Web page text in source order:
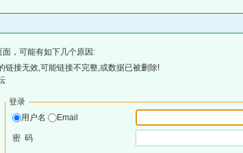
，可能有如下几个原因:
链接无效,可能链接不完整,或数据已被删除!
登录
用户名
Email
密 码